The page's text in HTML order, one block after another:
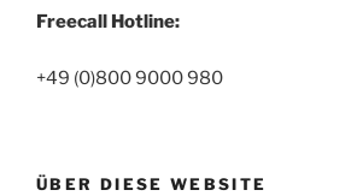
Freecall Hotline:
+49 (0)800 9000 980
ÜBER DIESE WEBSITE